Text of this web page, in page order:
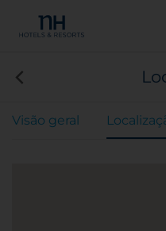
Visão geral